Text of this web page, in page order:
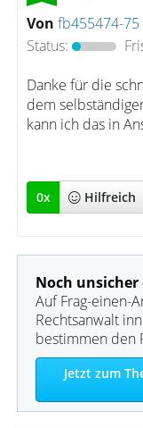
Von fb455474-75
Status:
Danke für die
dem
kann ich das in
0x Hilfreich
Noch
Auf Frag-einen-
Rechtsanwalt
bestimmen den
Jetzt zum